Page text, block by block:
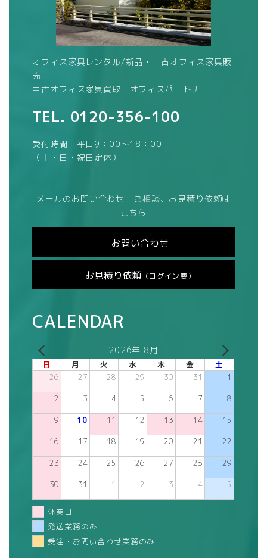
オフィス家具レンタル/新品・中古オフィス家具販
売
中古オフィス家具買取 オフィスパートナー
TEL. 0120-356-100
受付時間 平日9：00～18：00
（土・日・祝日定休）
メールのお問い合わせ・ご相談、お見積り依頼は
こちら
お問い合わせ
お見積り依頼 （ログイン要）
CALENDAR
2026年 8月
日 月 火 水 木 金 土
26 27 28 29 30 31 1
2 3 4 5 6 7 8
9 10 11 12 13 14 15
16 17 18 19 20 21 22
23 24 25 26 27 28 29
30 31 1 2 3 4 5
休業日
発送業務のみ
受注・お問い合わせ業務のみ